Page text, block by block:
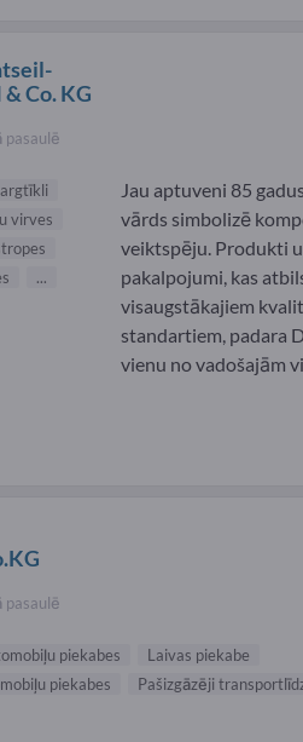
Co. KG
pasaulē
virves
...
Jau aptuveni 85
vārds simbolizē
veiktspēju. Produkti
pakalpojumi, kas
visaugstākajiem
standartiem, padara
vienu no vadošajām
pasaulē
piekabes
Laivas piekabe
piekabes Pašizgāzēji